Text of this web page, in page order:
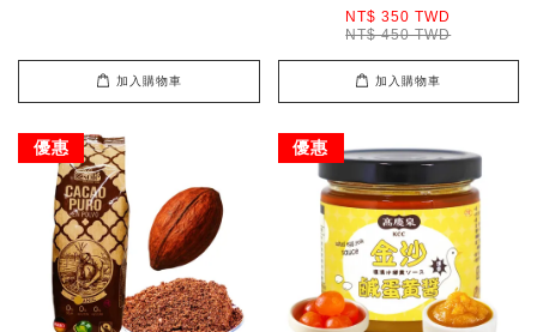
加入購物車
NT$ 350 TWD
NT$ 450 TWD
加入購物車
優惠 優惠